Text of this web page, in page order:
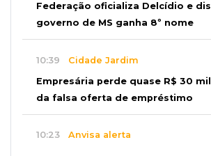
Federação oficializa Delcídio e
governo de MS ganha 8º nome
10:39 Cidade Jardim
Empresária perde quase R$ 30
da falsa oferta de empréstimo
10:23 Anvisa alerta